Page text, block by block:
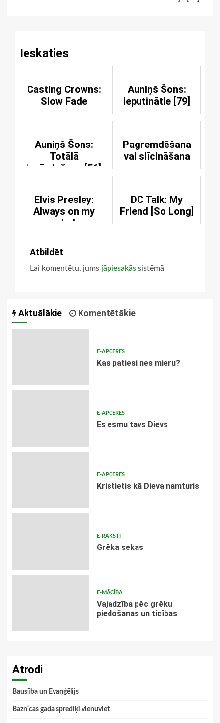
Ieskaties
Casting Crowns:
Slow Fade
Auniņš Šons:
Ieputinātie [79]
Auniņš Šons:
Totālā
izpārdošana [56]
Pagremdēšana
vai slīcināšana
Elvis Presley:
Always on my
mind
DC Talk: My
Friend [So Long]
Atbildēt
Lai komentētu, jums jāpiesakās sistēmā.
Aktuālākie Komentētākie
E-APCERES
​Kas patiesi nes mieru?
E-APCERES
Es esmu tavs Dievs
E-APCERES
Kristietis kā Dieva namturis
E-RAKSTI
Grēka sekas
E-MĀCĪBA
Vajadzība pēc grēku
piedošanas un ticības
Atrodi
Bauslība un Evaņģēlijs
Baznīcas gada sprediķi vienuviet